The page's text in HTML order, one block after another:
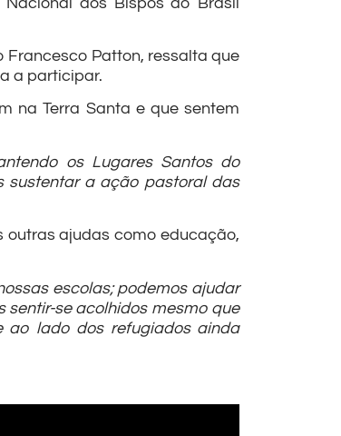
Francesco Patton, ressalta que
a participar.
na Terra Santa e que sentem
os Lugares Santos do
sustentar a ação pastoral das
outras ajudas como educação,
escolas; podemos ajudar
se acolhidos mesmo que
ao lado dos refugiados ainda